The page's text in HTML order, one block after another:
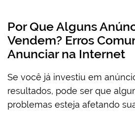
Por Que Alguns
Vendem? Erros
Anunciar na Internet
Se você já investiu em
resultados, pode ser que
problemas esteja afetando